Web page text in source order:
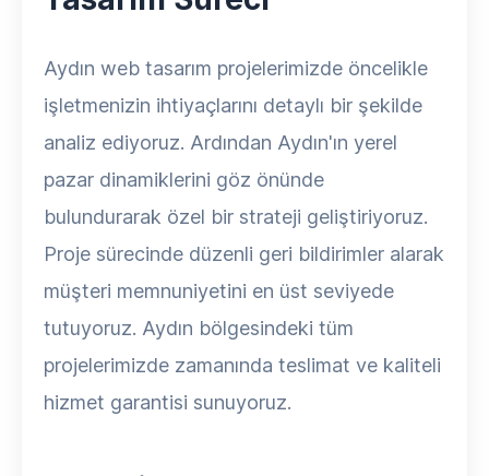
Aydın web tasarım projelerimizde öncelikle
işletmenizin ihtiyaçlarını detaylı bir şekilde
analiz ediyoruz. Ardından Aydın'ın yerel
pazar dinamiklerini göz önünde
bulundurarak özel bir strateji geliştiriyoruz.
Proje sürecinde düzenli geri bildirimler alarak
müşteri memnuniyetini en üst seviyede
tutuyoruz. Aydın bölgesindeki tüm
projelerimizde zamanında teslimat ve kaliteli
hizmet garantisi sunuyoruz.